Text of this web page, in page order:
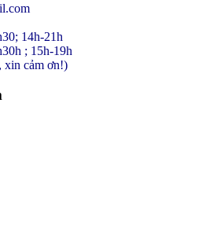
14h-21h
; 15h-19h
xin cảm ơn!)